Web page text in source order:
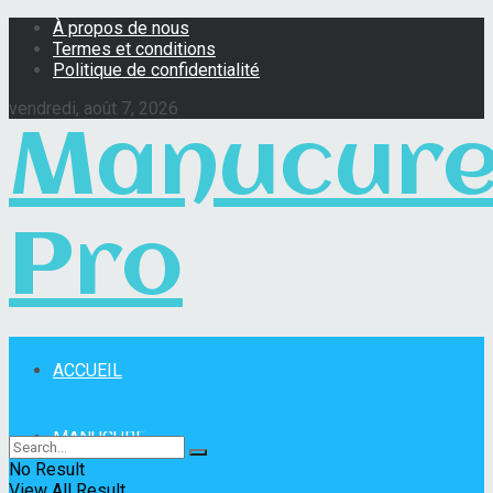
À propos de nous
Termes et conditions
Politique de confidentialité
vendredi, août 7, 2026
Pro
ACCUEIL
MANUCURE
No Result